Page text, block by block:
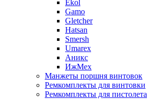
Ekol
Gamo
Gletcher
Hatsan
Smersh
Umarex
Аникс
ИжМех
Манжеты поршня винтовок
Ремкомплекты для винтовки
Ремкомплекты для пистолета